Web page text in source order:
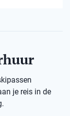
je reis in de